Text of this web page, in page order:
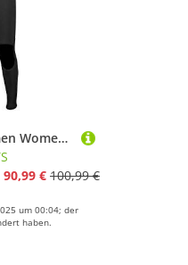
Oneill Wetsuits Damen Women's Reactor II 3/2mm Back Zip Full Neoprenanzug, Black/Light AQU,42 EU (US 12)
90,99 € 100,99 €
um 00:04; der
haben.